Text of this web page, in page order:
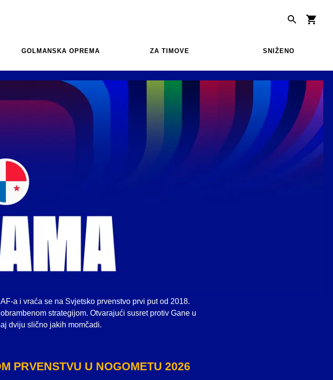
GOLMANSKA OPREMA ZA TIMOVE SNIŽENO
a i vraća se na Svjetsko prvenstvo prvi put od 2018.
strategijom. Otvarajući susret protiv Gane u
dviju slično jakih momčadi.
PRVENSTVU U NOGOMETU 2026